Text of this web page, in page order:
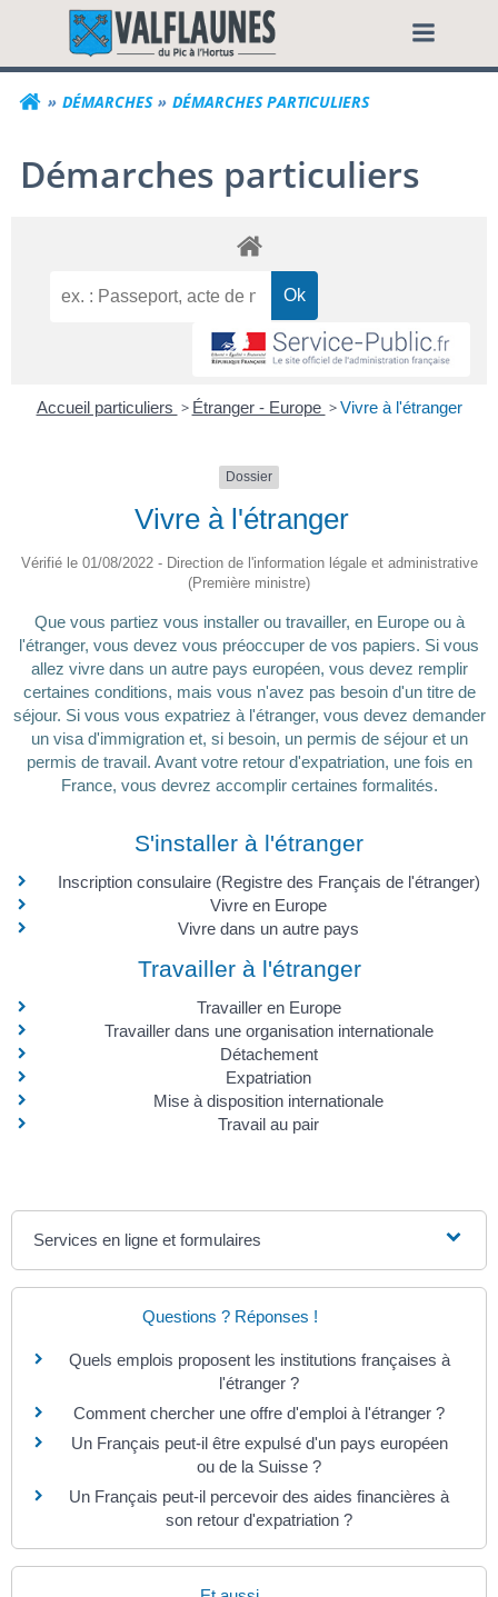
contenuCommune de
DÉMARCHES DÉMARCHES PARTICULIERS
Démarches particuliers
Accueil particuliers > Étranger - Europe > Vivre à l'étranger
Dossier
Vivre à l'étranger
Vérifié le 01/08/2022 - Direction de l'information légale et administrative
(Première ministre)
Que vous partiez vous installer ou travailler, en Europe ou à
l'étranger, vous devez vous préoccuper de vos papiers. Si vous
allez vivre dans un autre pays européen, vous devez remplir
certaines conditions, mais vous n'avez pas besoin d'un titre de
séjour. Si vous vous expatriez à l'étranger, vous devez demander
un visa d'immigration et, si besoin, un permis de séjour et un
permis de travail. Avant votre retour d'expatriation, une fois en
France, vous devrez accomplir certaines formalités.
S'installer à l'étranger
Inscription consulaire (Registre des Français de l'étranger)
Vivre en Europe
Vivre dans un autre pays
Travailler à l'étranger
Travailler en Europe
Travailler dans une organisation internationale
Détachement
Expatriation
Mise à disposition internationale
Travail au pair
Services en ligne et formulaires
Questions ? Réponses !
Quels emplois proposent les institutions françaises à
l'étranger ?
Comment chercher une offre d'emploi à l'étranger ?
Un Français peut-il être expulsé d'un pays européen
ou de la Suisse ?
Un Français peut-il percevoir des aides financières à
son retour d'expatriation ?